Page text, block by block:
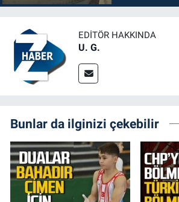
EDITÖR HAKKINDA
U. G.
Bunlar da ilginizi çekebilir